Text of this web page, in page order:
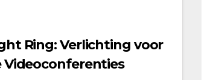
Ring: Verlichting voor
Videoconferenties